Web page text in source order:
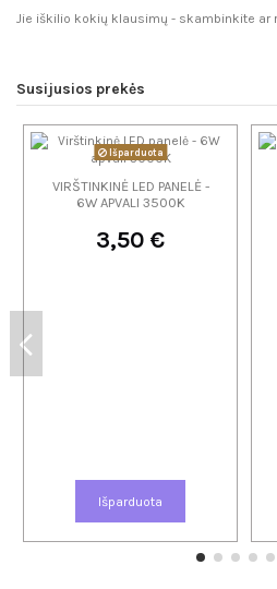
Jie iškilio kokių klausimų - skambinkite ar
Susijusios prekės
Išparduota
VIRŠTINKINĖ LED PANELĖ -
6W APVALI 3500K
3,50 €
Išparduota